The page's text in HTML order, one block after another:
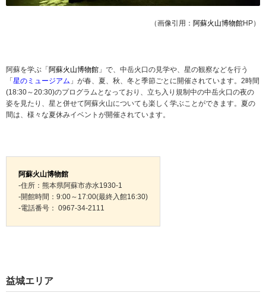
（画像引用： 阿蘇火山博物館HP）
阿蘇を学ぶ「 阿蘇火山博物館 」で、中岳火口の見学や、星の観察などを行う
「 星のミュージアム 」が春、夏、秋、冬と季節ごとに開催されています。2時間
(18:30～20:30)のプログラムとなっており、立ち入り規制中の中岳火口の夜の
姿を見たり、星と併せて阿蘇火山についても楽しく学ぶことができます。夏の
間は、様々な夏休みイベントが開催されています。
阿蘇火山博物館
-住所：熊本県阿蘇市赤水1930-1
-開館時間：9:00～17:00(最終入館16:30)
-電話番号： 0967-34-2111
益城エリア